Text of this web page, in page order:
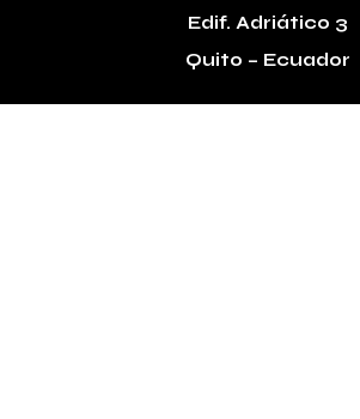
Edif. Adriático 3
Quito – Ecuador